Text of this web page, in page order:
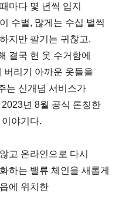
마다 몇 년씩 입지
수벌, 많게는 수십 벌씩
지만 팔기는 귀찮고,
결국 헌 옷 수거함에
버리기 아까운 옷들을
는 신개념 서비스가
년 8월 공식 론칭한
야기다.
고 온라인으로 다시
하는 밸류 체인을 새롭게
에 위치한